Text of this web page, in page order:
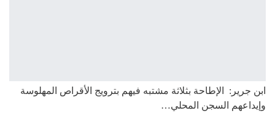
ابن جرير: الإطاحة بثلاثة مشتبه فيهم بترويج الأقراص المهلوسة
وإيداعهم السجن المحلي…